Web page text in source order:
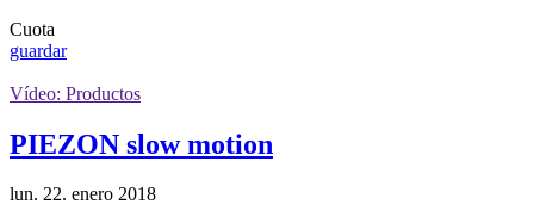
Cuota
guardar
Vídeo: Productos
PIEZON slow motion
lun. 22. enero 2018